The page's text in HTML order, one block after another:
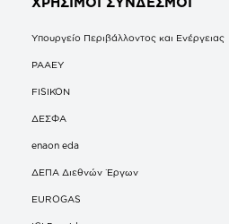
Υπουργείο Περιβάλλοντος και Ενέργειας
ΡΑΑΕΥ
FISIKON
ΔΕΣΦΑ
enaon eda
ΔΕΠΑ Διεθνών Έργων
EUROGAS